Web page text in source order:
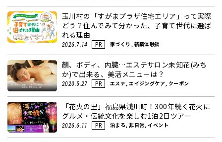
玉川村の「すがまプラザ住宅エリア」って実際
どう？住んでみて分かった、子育て世代に選ば
れる理由
2026.7.14 PR 家づくり, 新築体験談
顏、ボディ、内臓…エステサロン未知花(みち
か)で出来る、美活メニューは？
2020.5.27 PR エステ, エイジングケア, クーポン
「花火の里」福島県浅川町！300年続く花火に
グルメ・伝統文化を楽しむ1泊2日ツアー
2026.6.11 PR 泊まる, 非日常, イベント